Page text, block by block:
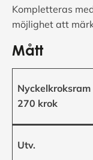
Kompletteras
möjlighet att
Mått
Nyckelkroksram
270 krok
Utv.